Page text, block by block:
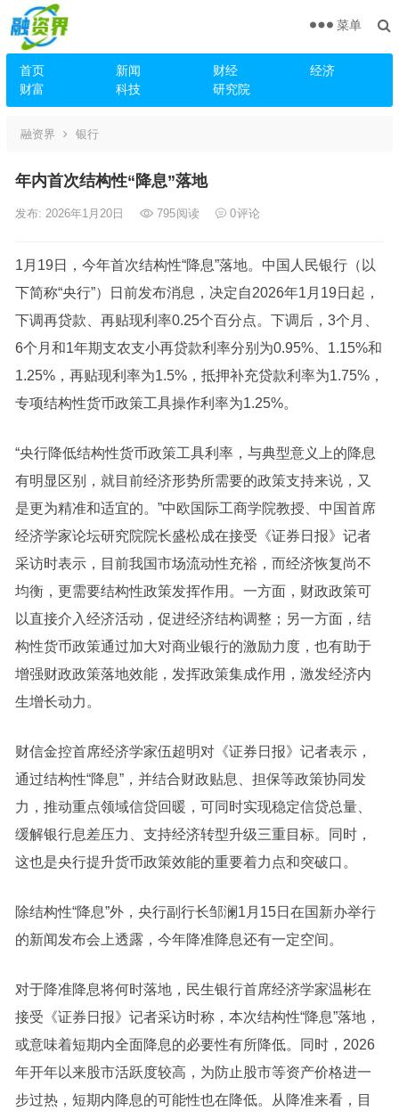
首页 新闻 财经
经济
财富
科技 研究院
菜单
融资界 银行
年内首次结构性“降息”落地
发布: 2026年1月20日 795阅读 0评论
1月19日，今年首次结构性“降息”落地。中国人民银行（以
下简称“央行”）日前发布消息，决定自2026年1月19日起，
下调再贷款、再贴现利率0.25个百分点。下调后，3个月、
6个月和1年期支农支小再贷款利率分别为0.95%、1.15%和
1.25%，再贴现利率为1.5%，抵押补充贷款利率为1.75%，
专项结构性货币政策工具操作利率为1.25%。
“央行降低结构性货币政策工具利率，与典型意义上的降息
有明显区别，就目前经济形势所需要的政策支持来说，又
是更为精准和适宜的。”中欧国际工商学院教授、中国首席
经济学家论坛研究院院长盛松成在接受《证券日报》记者
采访时表示，目前我国市场流动性充裕，而经济恢复尚不
均衡，更需要结构性政策发挥作用。一方面，财政政策可
以直接介入经济活动，促进经济结构调整；另一方面，结
构性货币政策通过加大对商业银行的激励力度，也有助于
增强财政政策落地效能，发挥政策集成作用，激发经济内
生增长动力。
财信金控首席经济学家伍超明对《证券日报》记者表示，
通过结构性“降息”，并结合财政贴息、担保等政策协同发
力，推动重点领域信贷回暖，可同时实现稳定信贷总量、
缓解银行息差压力、支持经济转型升级三重目标。同时，
这也是央行提升货币政策效能的重要着力点和突破口。
除结构性“降息”外，央行副行长邹澜1月15日在国新办举行
的新闻发布会上透露，今年降准降息还有一定空间。
对于降准降息将何时落地，民生银行首席经济学家温彬在
接受《证券日报》记者采访时称，本次结构性“降息”落地，
或意味着短期内全面降息的必要性有所降低。同时，2026
年开年以来股市活跃度较高，为防止股市等资产价格进一
步过热，短期内降息的可能性也在降低。从降准来看，目